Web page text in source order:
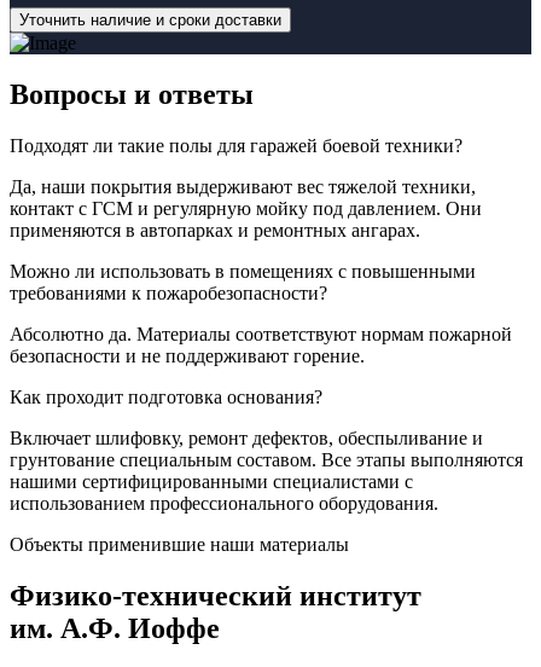
Уточнить наличие и сроки доставки
Вопросы и ответы
Подходят ли такие полы для гаражей боевой техники?
Да, наши покрытия выдерживают вес тяжелой техники,
контакт с ГСМ и регулярную мойку под давлением. Они
применяются в автопарках и ремонтных ангарах.
Можно ли использовать в помещениях с повышенными
требованиями к пожаробезопасности?
Абсолютно да. Материалы соответствуют нормам пожарной
безопасности и не поддерживают горение.
Как проходит подготовка основания?
Включает шлифовку, ремонт дефектов, обеспыливание и
грунтование специальным составом. Все этапы выполняются
нашими сертифицированными специалистами с
использованием профессионального оборудования.
Объекты применившие наши материалы
Физико-технический институт
им. А.Ф. Иоффе